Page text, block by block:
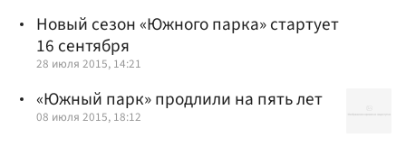
Новый сезон «Южного парка» стартует
16 сентября
28 июля 2015, 14:21
«Южный парк» продлили на пять лет
08 июля 2015, 18:12